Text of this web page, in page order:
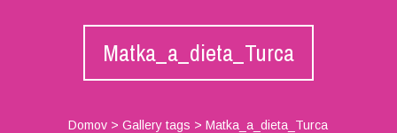
Matka_a_dieta_Turca
Domov >Gallery tags >Matka_a_dieta_Turca